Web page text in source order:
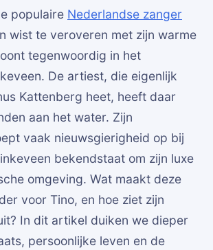
populaire Nederlandse zanger
wist te veroveren met zijn warme
tegenwoordig in het
De artiest, die eigenlijk
Kattenberg heet, heeft daar
aan het water. Zijn
vaak nieuwsgierigheid op bij
bekendstaat om zijn luxe
omgeving. Wat maakt deze
voor Tino, en hoe ziet zijn
In dit artikel duiken we dieper
persoonlijke leven en de